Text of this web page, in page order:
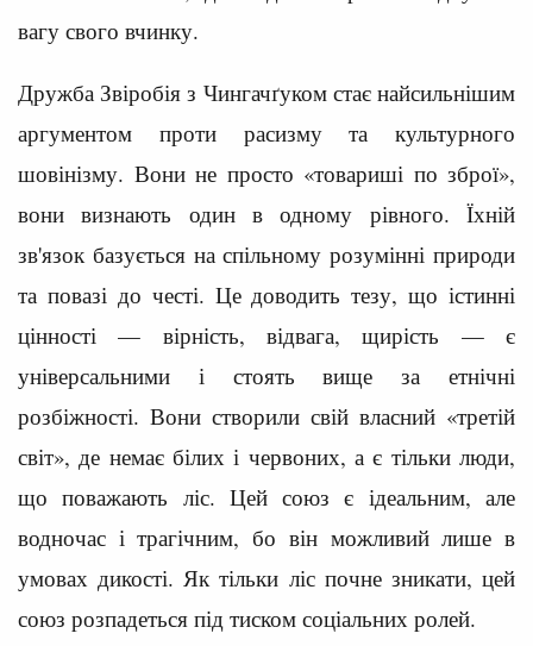
вагу свого вчинку.
Дружба Звіробія з Чингачґуком стає найсильнішим
аргументом проти расизму та культурного
шовінізму. Вони не просто «товариші по зброї»,
вони визнають один в одному рівного. Їхній
зв'язок базується на спільному розумінні природи
та повазі до честі. Це доводить тезу, що істинні
цінності — вірність, відвага, щирість — є
універсальними і стоять вище за етнічні
розбіжності. Вони створили свій власний «третій
світ», де немає білих і червоних, а є тільки люди,
що поважають ліс. Цей союз є ідеальним, але
водночас і трагічним, бо він можливий лише в
умовах дикості. Як тільки ліс почне зникати, цей
союз розпадеться під тиском соціальних ролей.